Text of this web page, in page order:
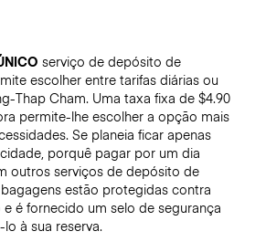
serviço de depósito de
escolher entre tarifas diárias ou
Thap Cham. Uma taxa fixa de $4.90
permite-lhe escolher a opção mais
Se planeia ficar apenas
porquê pagar por um dia
outros serviços de depósito de
estão protegidas contra
é fornecido um selo de segurança
à sua reserva.